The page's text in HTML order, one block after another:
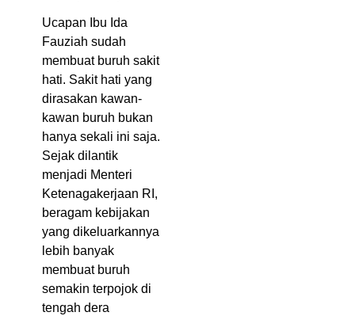
Ucapan Ibu Ida
Fauziah sudah
membuat buruh sakit
hati. Sakit hati yang
dirasakan kawan-
kawan buruh bukan
hanya sekali ini saja.
Sejak dilantik
menjadi Menteri
Ketenagakerjaan RI,
beragam kebijakan
yang dikeluarkannya
lebih banyak
membuat buruh
semakin terpojok di
tengah dera